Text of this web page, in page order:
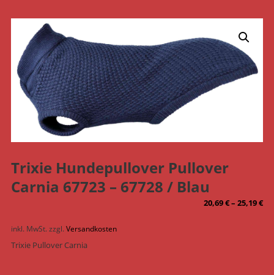
Trixie Hundepullover Pullover
Carnia 67723 – 67728 / Blau
20,69€–25,19€
inkl. MwSt. zzgl. Versandkosten
Trixie Pullover Carnia